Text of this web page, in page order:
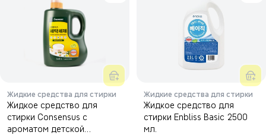
Жидкие средства для стирки
Жидкое средство для
стирки Consensus с
ароматом детской
Жидкие средства для стирки
Жидкое средство для
стирки Enbliss Basic 2500
мл.